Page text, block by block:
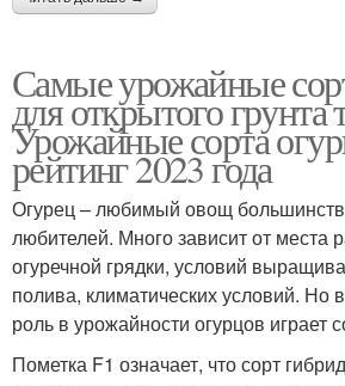
Самые урожайные
для открытого грунта
Урожайные сорта
рейтинг 2023 года
Огурец – любимый овощ
любителей. Много зависит от места
огуречной грядки, условий
полива, климатических условий.
роль в урожайности огурцов играет
Пометка F1 означает, что сорт